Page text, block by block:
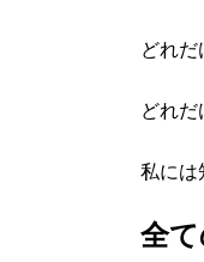
どれだ
どれだ
私には
全